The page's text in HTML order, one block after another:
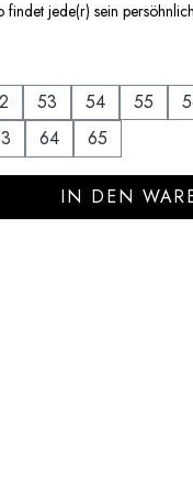
jede(r) sein
53 54 55
64 65
denIN DEN